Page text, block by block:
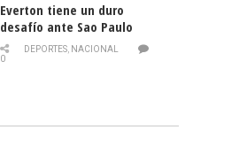
Everton tiene un duro
desafío ante Sao Paulo
DEPORTES, NACIONAL
0